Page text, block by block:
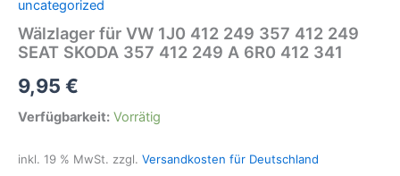
uncategorized
Wälzlager für VW 1J0 412 249 357 412 249
SEAT SKODA 357 412 249 A 6R0 412 341
9,95 €
Verfügbarkeit: Vorrätig
inkl. 19 % MwSt. zzgl. Versandkosten für Deutschland